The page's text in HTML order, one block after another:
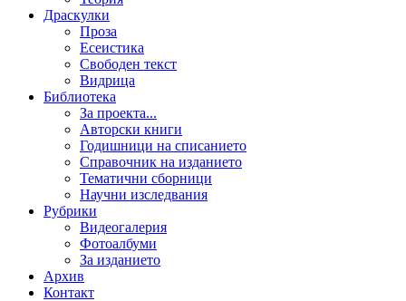
Драскулки
Проза
Есеистика
Свободен текст
Видрица
Библиотека
За проекта...
Авторски книги
Годишници на списанието
Справочник на изданието
Тематични сборници
Научни изследвания
Рубрики
Видеогалерия
Фотоалбуми
За изданието
Архив
Контакт